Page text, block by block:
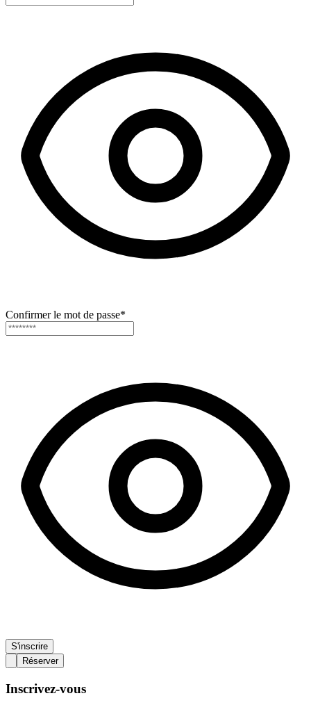
Confirmer le mot de passe*
S'inscrire
Réserver
Inscrivez-vous